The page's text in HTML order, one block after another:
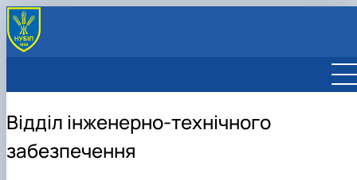
Відділ інженерно-технічного
забезпечення